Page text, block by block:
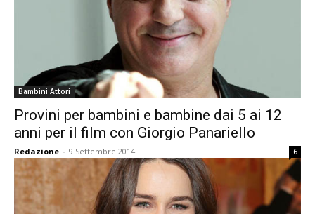
Bambini Attori
Provini per bambini e bambine dai 5 ai 12
anni per il film con Giorgio Panariello
Redazione - 9 Settembre 2014 6